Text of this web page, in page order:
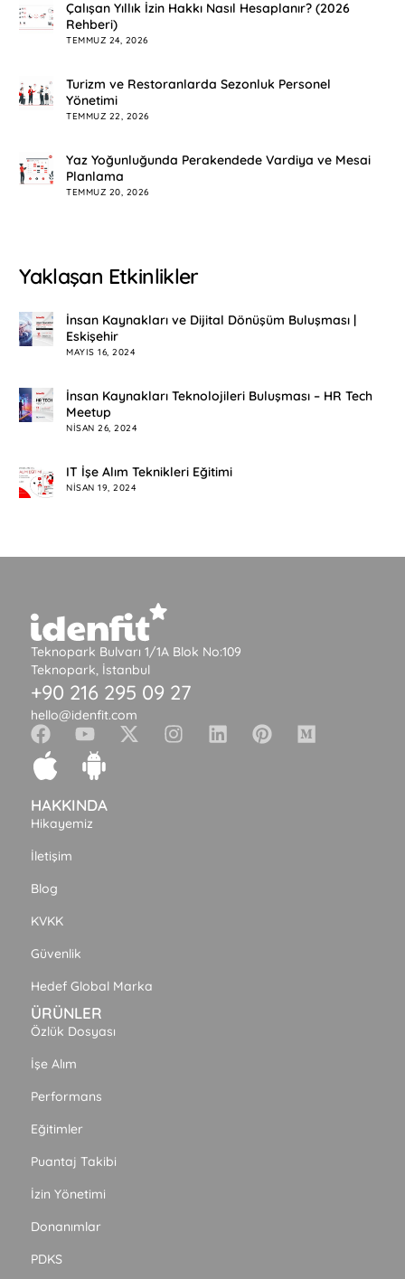
Çalışan Yıllık İzin Hakkı Nasıl Hesaplanır? (2026
Rehberi)
TEMMUZ 24, 2026
Turizm ve Restoranlarda Sezonluk Personel
Yönetimi
TEMMUZ 22, 2026
Yaz Yoğunluğunda Perakendede Vardiya ve Mesai
Planlama
TEMMUZ 20, 2026
Yaklaşan Etkinlikler
İnsan Kaynakları ve Dijital Dönüşüm Buluşması |
Eskişehir
MAYIS 16, 2024
İnsan Kaynakları Teknolojileri Buluşması – HR Tech
Meetup
NISAN 26, 2024
IT İşe Alım Teknikleri Eğitimi
NISAN 19, 2024
Teknopark Bulvarı 1/1A Blok No:109
Teknopark, İstanbul
+90 216 295 09 27
hello@idenfit.com
HAKKINDA
Hikayemiz
İletişim
Blog
KVKK
Güvenlik
Hedef Global Marka
ÜRÜNLER
Özlük Dosyası
İşe Alım
Performans
Eğitimler
Puantaj Takibi
İzin Yönetimi
Donanımlar
PDKS